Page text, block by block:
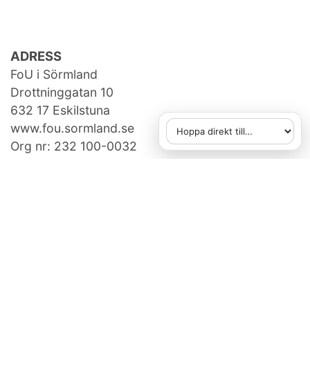
ADRESS
FoU i Sörmland
Drottninggatan 10
632 17 Eskilstuna
www.fou.sormland.se
Org nr: 232 100-0032
Hoppa direkt till
När du väljer ett alternativ